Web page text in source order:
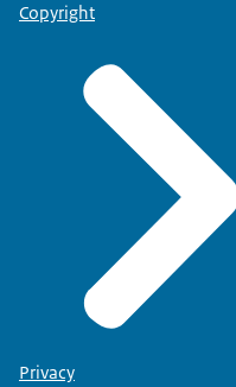
Copyright
Privacy